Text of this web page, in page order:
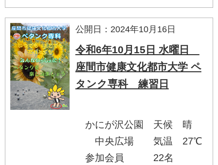
公開日：2024年10月16日
令和6年10月15日 水曜日
座間市健康文化都市大学 ペ
タンク専科 練習日
かにが沢公園 天候 晴
中央広場 気温 27℃
参加会員 22名